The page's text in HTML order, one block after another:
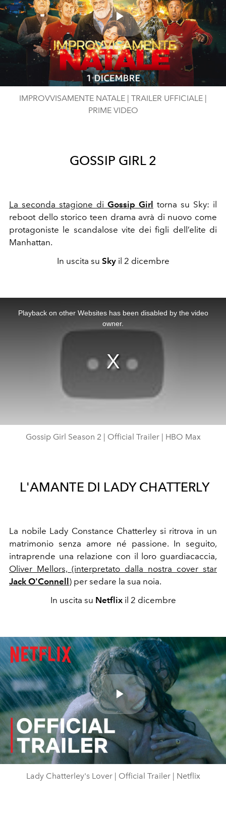
Play
Video
IMPROVVISAMENTE NATALE | TRAILER UFFICIALE |
PRIME VIDEO
GOSSIP GIRL 2
La seconda stagione di Gossip Girl torna su Sky: il
reboot dello storico teen drama avrà di nuovo come
protagoniste le scandalose vite dei figli dell’elite di
Manhattan.
In uscita su Sky il 2 dicembre
Playback on other Websites has been disabled by the video
owner.
Gossip Girl Season 2 | Official Trailer | HBO Max
L'AMANTE DI LADY CHATTERLY
La nobile Lady Constance Chatterley si ritrova in un
matrimonio senza amore né passione. In seguito,
intraprende una relazione con il loro guardiacaccia,
Oliver Mellors, (interpretato dalla nostra cover star
Jack O'Connell) per sedare la sua noia.
In uscita su Netflixil 2 dicembre
Play
Video
Lady Chatterley's Lover | Official Trailer | Netflix